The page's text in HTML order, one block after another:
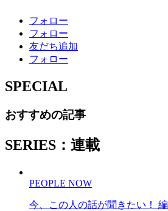
フォロー
フォロー
友だち追加
フォロー
SPECIAL
おすすめの記事
SERIES：連載
PEOPLE NOW
今、この人の話が聞きたい！